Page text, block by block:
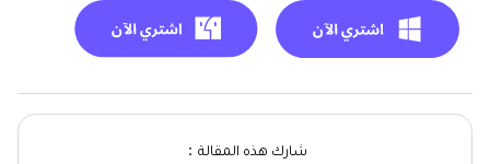
شارك هذه المقالة：